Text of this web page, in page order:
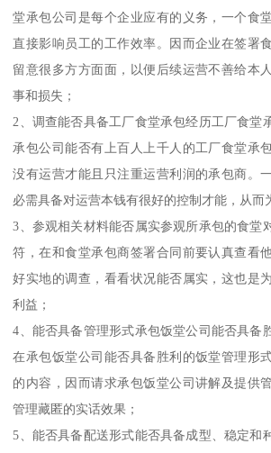
堂承包公司是每个企业应有的义务，一个食
直接影响员工的工作效率。因而企业在签署
留意很多方方面面，以便后续运营不善给本
事和损失；
2、调查能否具备工厂食堂承包经历工厂食堂
承包公司能否有上百人上千人的工厂食堂承
没有运营才能且只注重运营利润的承包商。
必需具备对运营本钱有很好的控制才能，从而
3、参观相关材料能否属实参观所承包的食堂
符，在和食堂承包商签署合同前要认真查看
好实地的调查，看看状况能否属实，这也是
利益；
4、能否具备管理形式承包饭堂公司能否具备
在承包饭堂公司能否具备胜利的饭堂管理形
的内容，因而请求承包饭堂公司讲解及提供
管理藏匿的实话效果；
5、能否具备配送形式能否具备成型、稳定和